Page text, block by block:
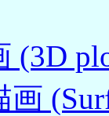
(3D
画